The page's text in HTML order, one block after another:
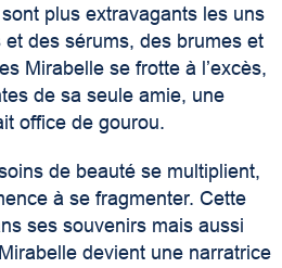
plus extravagants les uns
des sérums, des brumes et
Mirabelle se frotte à l’excès,
de sa seule amie, une
office de gourou.
de beauté se multiplient,
à se fragmenter. Cette
ses souvenirs mais aussi
devient une narratrice